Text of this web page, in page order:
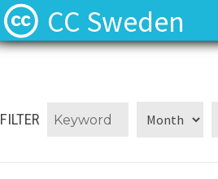
CC Sweden
FILTER